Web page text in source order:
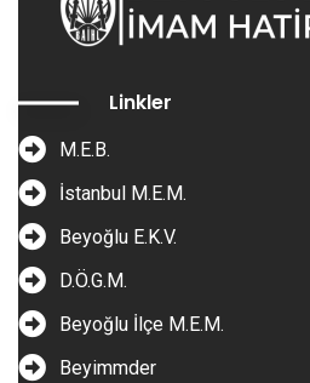
Linkler
M.E.B.
İstanbul M.E.M.
Beyoğlu E.K.V.
D.Ö.G.M.
Beyoğlu İlçe M.E.M.
Beyimmder